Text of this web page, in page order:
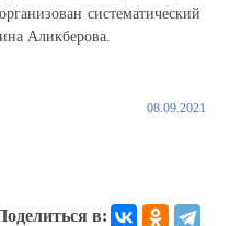
систематический
Аликберова.
08.09.2021
в: